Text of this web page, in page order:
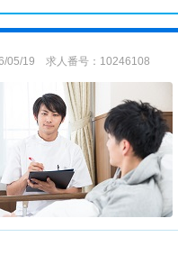
05/19 求人番号：10246108